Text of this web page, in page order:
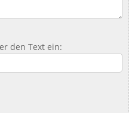
den Text ein: